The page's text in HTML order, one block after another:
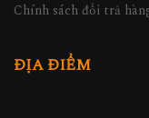
Chính sách đổi trả
ĐỊA ĐIỂM